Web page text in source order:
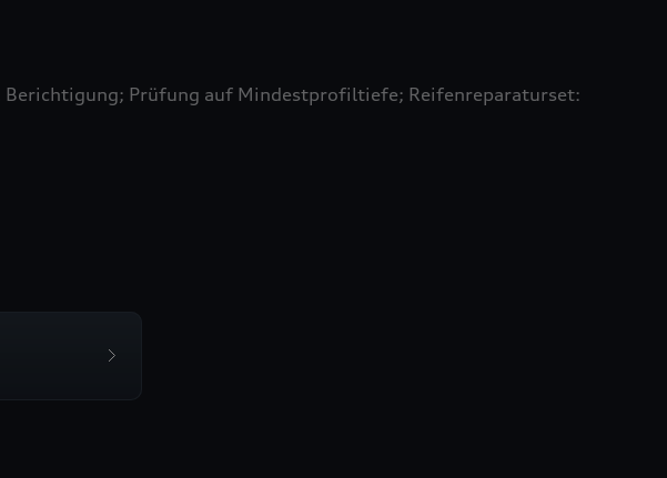
Berichtigung; Prüfung auf Mindestprofiltiefe; Reifenreparaturset: